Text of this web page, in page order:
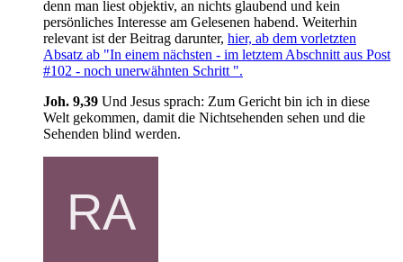
denn man liest objektiv, an nichts glaubend und kein
persönliches Interesse am Gelesenen habend. Weiterhin
relevant ist der Beitrag darunter, hier, ab dem vorletzten
Absatz ab "In einem nächsten - im letztem Abschnitt aus Post
#102 - noch unerwähnten Schritt ".
Joh. 9,39 Und Jesus sprach: Zum Gericht bin ich in diese
Welt gekommen, damit die Nichtsehenden sehen und die
Sehenden blind werden.